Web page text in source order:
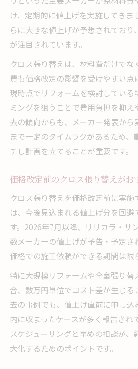
け、定期的に値上げを実施してきま
らに大きな値上げが予想されており
が注目されています。
クロス張り替えは、材料費だけで
費も価格改定の影響を受けやすい点
現時点でリフォームを検討している
ミングを狙うことで費用負担を抑え
去の傾向からも、メーカー発表から
まで一定のタイムラグがあるため、
チし計画を立てることが重要です。
価格改定前のクロス張り替えがお
クロス張り替えを価格改定前に実施
は、今後見込まれる値上げ分を回避
す。2026年7月以降、リリカラ・サ
数メーカーの値上げが予告・予定さ
価格での施工依頼ができる期間は限
特に大規模リフォームや全室張り替
合、数万円単位でコスト差が生じる
去の事例でも、値上げ直前に申し込
内に収まったケースが多く報告され
スケジューリングと早めの相談が、
大化するためのポイントです。